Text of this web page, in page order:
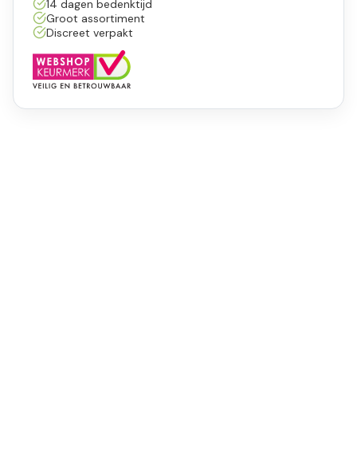
14 dagen bedenktijd
Groot assortiment
Discreet verpakt